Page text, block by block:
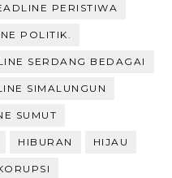
PERISTIWA
POLITIK.
SERDANG BEDAGAI
SIMALUNGUN
SUMUT
HIBURAN HIJAU